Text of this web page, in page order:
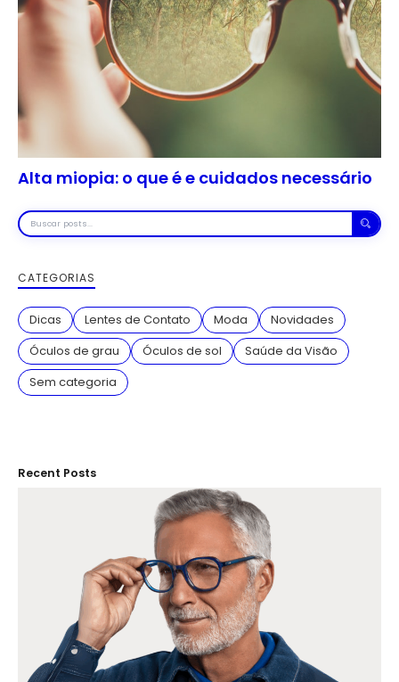
Alta miopia: o que é e cuidados necessário
Buscar
posts
CATEGORIAS
Dicas Lentes de Contato Moda
Novidades
Óculos de grau
Óculos de sol
Saúde da Visão
Sem categoria
Recent Posts